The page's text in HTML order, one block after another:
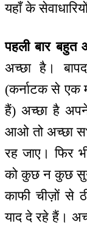
यहाँ के
पहली बार
अच्छा है।
(कर्नाटक से एक
हैं) अच्छा है
आओ तो अच्छा
रह जाए। फिर
को कुछ न कुछ
काफी चीज़ों से
याद दे रहे हैं।